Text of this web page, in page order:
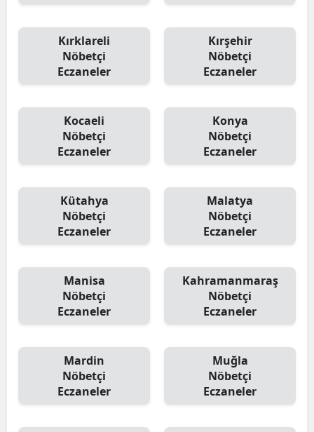
Kırklareli
Nöbetçi
Eczaneler
Kırşehir
Nöbetçi
Eczaneler
Kocaeli
Nöbetçi
Eczaneler
Konya
Nöbetçi
Eczaneler
Kütahya
Nöbetçi
Eczaneler
Malatya
Nöbetçi
Eczaneler
Manisa
Nöbetçi
Eczaneler
Kahramanmaraş
Nöbetçi
Eczaneler
Mardin
Nöbetçi
Eczaneler
Muğla
Nöbetçi
Eczaneler